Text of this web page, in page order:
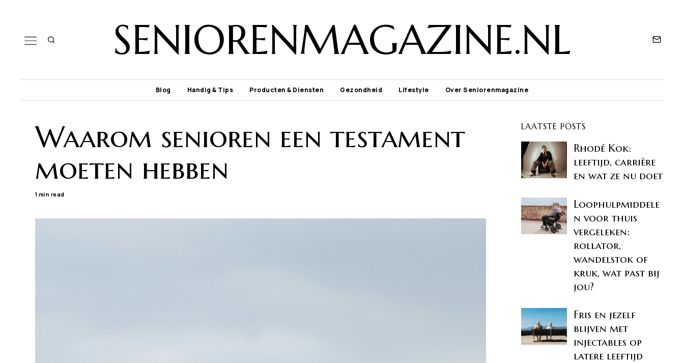
SENIORENMAGAZINE.NL
Blog Handig & Tips Producten & Diensten Gezondheid Lifestyle Over Seniorenmagazine
Waarom senioren een testament
moeten hebben
1 min read
LAATSTE POSTS
Rhodé Kok:
leeftijd, carrière
en wat ze nu doet
Loophulpmiddele
n voor thuis
vergeleken:
rollator,
wandelstok of
kruk, wat past bij
jou?
Fris en jezelf
blijven met
injectables op
latere leeftijd